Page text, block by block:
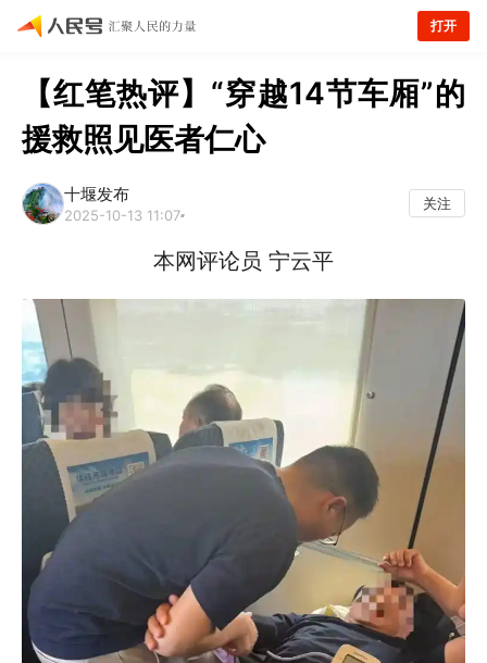
打开
【红笔热评】“穿越14节车厢”的
援救照见医者仁心
十堰发布
2025-10-13 11:07
关注
本网评论员 宁云平